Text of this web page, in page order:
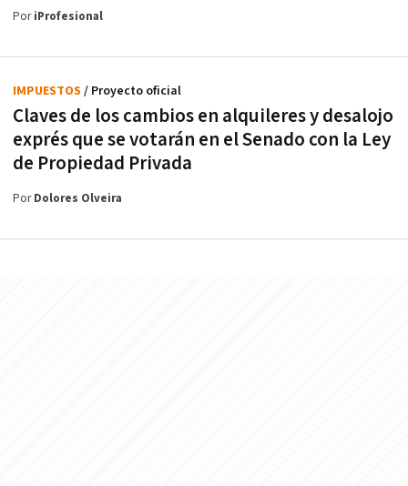
PoriProfesional
Claves de los cambios en alquileres y desalojo
exprés que se votarán en el Senado con la Ley
de Propiedad Privada
IMPUESTOS / Proyecto oficial
PorDolores Olveira